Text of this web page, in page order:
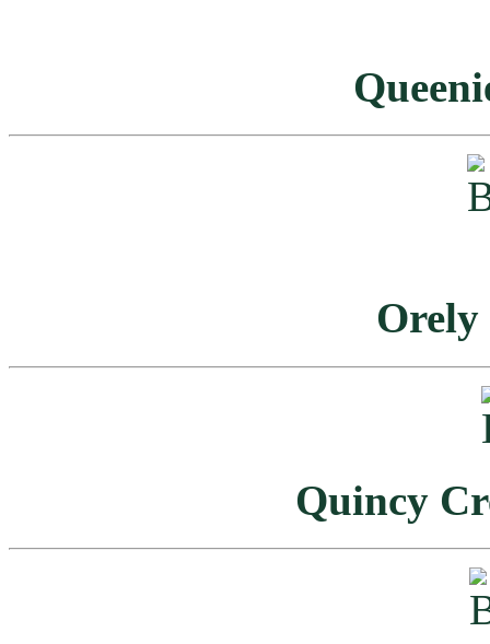
Orely
Quincy